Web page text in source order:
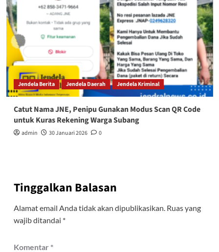
Jendela Berita Jendela Daerah Jendela Kriminal
Catut Nama JNE, Penipu Gunakan Modus Scan QR Code
untuk Kuras Rekening Warga Subang
admin 30 Januari 2026 0
Tinggalkan Balasan
Alamat email Anda tidak akan dipublikasikan. Ruas yang
wajib ditandai *
Komentar *